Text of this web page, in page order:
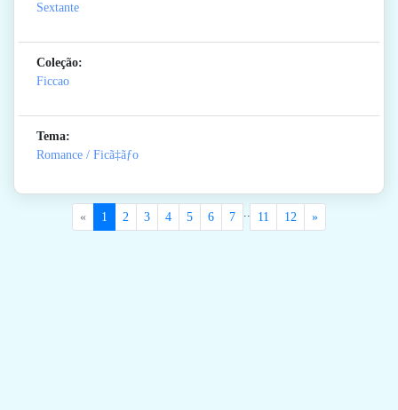
Sextante
Coleção:
Ficcao
Tema:
Romance / Ficã‡ãƒo
« 1 2 3 4 5 6 7 .. 11 12 »